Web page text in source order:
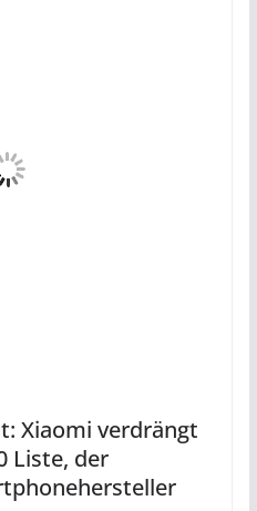
Xiaomi verdrängt
Liste, der